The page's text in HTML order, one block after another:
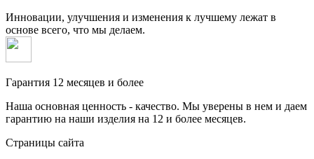
Инновации, улучшения и изменения к лучшему лежат в
основе всего, что мы делаем.
Гарантия 12 месяцев и более
Наша основная ценность - качество. Мы уверены в нем и даем
гарантию на наши изделия на 12 и более месяцев.
Страницы сайта